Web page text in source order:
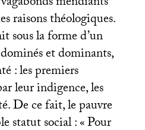
raisons théologiques.
sous la forme d’un
et dominants,
: les premiers
leur indigence, les
De ce fait, le pauvre
statut social : «Pour